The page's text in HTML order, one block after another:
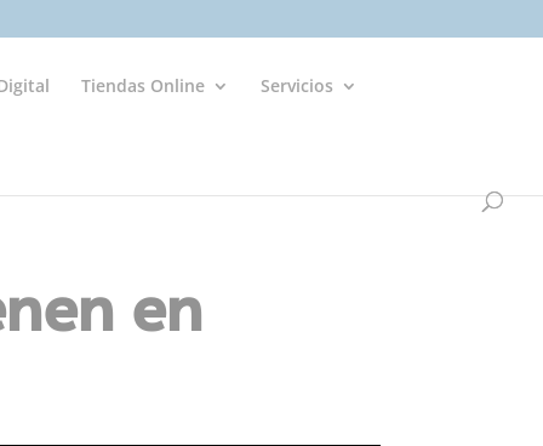
Tiendas Online Servicios
en